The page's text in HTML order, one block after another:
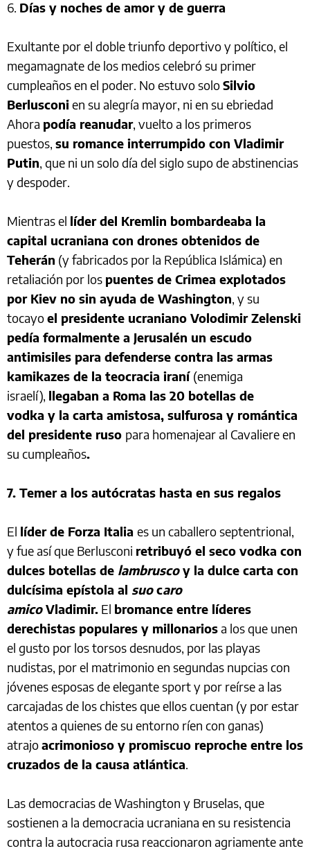
6. Días y noches de amor y de guerra
Exultante por el doble triunfo deportivo y político, el
megamagnate de los medios celebró su primer
cumpleaños en el poder. No estuvo soloSilvio
Berlusconien su alegría mayor, ni en su ebriedad
Ahora podía reanudar, vuelto a los primeros
puestos, su romance interrumpido con Vladimir
Putin, que ni un solo día del siglo supo de abstinencias
y despoder.
Mientras el líder del Kremlin bombardeaba la
capital ucraniana con drones obtenidos de
Teherán (y fabricados por la República Islámica) en
retaliación por los puentes de Crimea explotados
por Kiev no sin ayuda de Washington, y su
tocayoel presidente ucraniano Volodimir Zelenski
pedía formalmente a Jerusalén un escudo
antimisiles para defenderse contra las armas
kamikazes de la teocracia iraní (enemiga
israelí), llegaban a Roma las 20 botellas de
vodka y la carta amistosa, sulfurosa y romántica
del presidente ruso para homenajear al Cavaliere en
su cumpleaños.
7. Temer a los autócratas hasta en sus regalos
El líder de Forza Italia es un caballero septentrional,
y fue así que Berlusconi retribuyó el seco vodka con
dulces botellas de lambruscoy la dulce carta con
dulcísima epístola al suocaro
amicoVladimir. El bromance entre líderes
derechistas populares y millonariosa los que unen
el gusto por los torsos desnudos, por las playas
nudistas, por el matrimonio en segundas nupcias con
jóvenes esposas de elegante sport y por reírse a las
carcajadas de los chistes que ellos cuentan (y por estar
atentos a quienes de su entorno ríen con ganas)
atrajoacrimonioso y promiscuo reproche entre los
cruzados de la causa atlántica.
Las democracias de Washington y Bruselas, que
sostienen a la democracia ucraniana en su resistencia
contra la autocracia rusa reaccionaron agriamente ante